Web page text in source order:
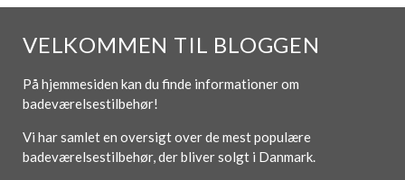
VELKOMMEN TIL BLOGGEN
På hjemmesiden kan du finde informationer om
badeværelsestilbehør!
Vi har samlet en oversigt over de mest populære
badeværelsestilbehør, der bliver solgt i Danmark.